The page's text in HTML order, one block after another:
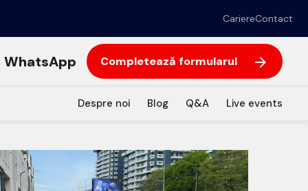
CariereContact
WhatsApp Completează formularul
Despre noi Blog Q&A Live events